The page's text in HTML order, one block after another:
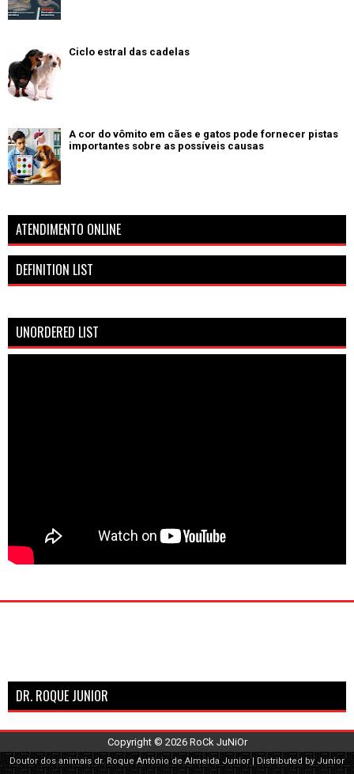
Ciclo estral das cadelas
A cor do vômito em cães e gatos pode fornecer pistas
importantes sobre as possíveis causas
ATENDIMENTO ONLINE
DEFINITION LIST
UNORDERED LIST
DR. ROQUE JUNIOR
Copyright © 2026 RoCk JuNiOr
Doutor dos animaisdr. Roque Antônio de Almeida Junior| Distributed by Junior